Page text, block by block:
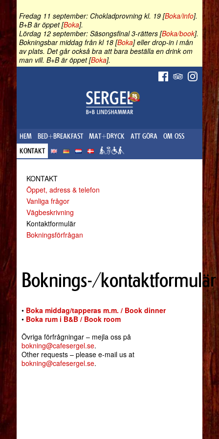
Fredag 11 september: Chokladprovning kl. 19 [Boka/info].
B+B är öppet [Boka].
Lördag 12 september: Säsongsfinal 3-rätters [Boka/book].
Bokningsbar middag från kl 18 [Boka] eller drop-in i mån
av plats. Det går också bra att bara beställa en drink om
man vill. B+B är öppet [Boka].
HEM BED+BREAKFAST MAT+DRYCK ATT GÖRA
OM OSS
KONTAKT
KONTAKT
Öppet, adress & telefon
Vanliga frågor
Vägbeskrivning
Kontaktformulär
Bokningsförfrågan
Boknings-/kontaktformulär
• Boka middag/tapperas m.m. / Book dinner
• Boka rum i B&B / Book room
Övriga förfrågningar – mejla oss på
bokning@cafesergel.se.
Other requests – please e-mail us at
bokning@cafesergel.se.